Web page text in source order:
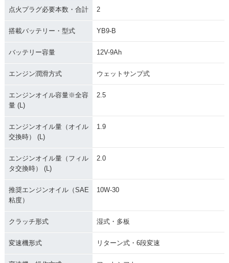
点火プラグ必要本数・合計 2
搭載バッテリー・型式 YB9-B
バッテリー容量 12V-9Ah
エンジン潤滑方式 ウェットサンプ式
エンジンオイル容量※全容
量 (L)
2.5
エンジンオイル量（オイル
交換時） (L)
1.9
エンジンオイル量（フィル
タ交換時） (L)
2.0
推奨エンジンオイル（SAE
粘度）
10W-30
クラッチ形式 湿式・多板
変速機形式 リターン式・6段変速